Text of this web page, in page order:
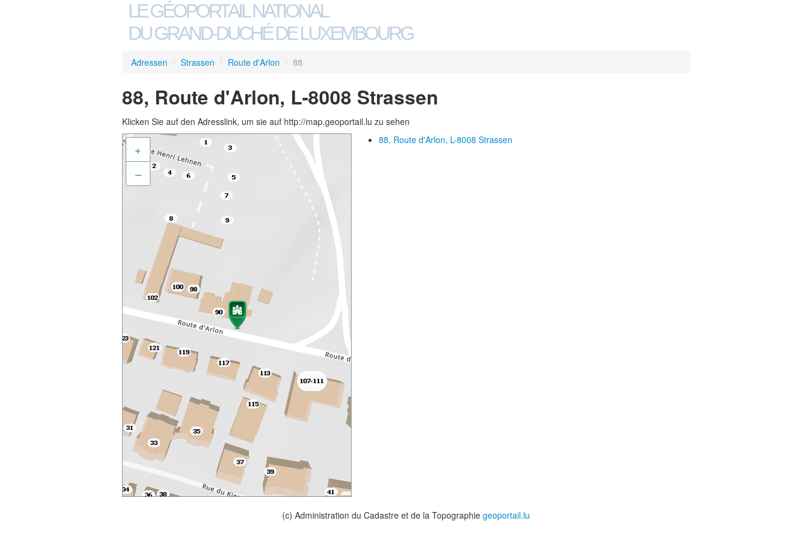
LE GÉOPORTAIL NATIONAL
DU GRAND-DUCHÉ DE LUXEMBOURG
Adressen / Strassen / Route d'Arlon / 88
88, Route d'Arlon, L-8008 Strassen
Klicken Sie auf den Adresslink, um sie auf http://map.geoportail.lu zu sehen
+
–
88, Route d'Arlon, L-8008 Strassen
(c) Administration du Cadastre et de la Topographie geoportail.lu